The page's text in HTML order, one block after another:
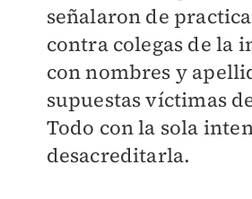
señalaron de
contra colegas de la
con nombres y
supuestas víctimas
Todo con la sola
desacreditarla.